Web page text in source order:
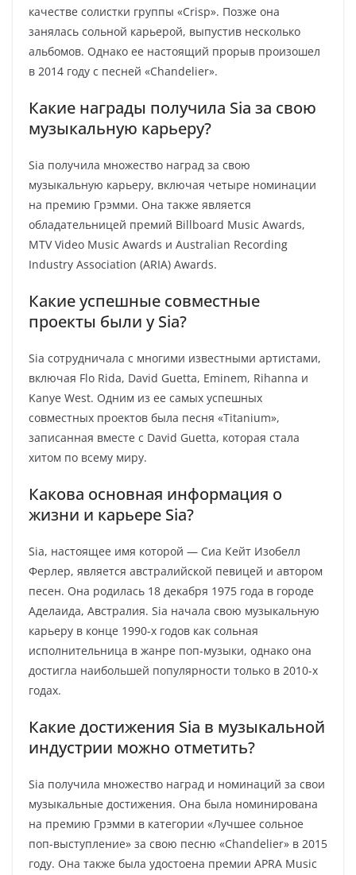
качестве солистки группы «Crisp». Позже она
занялась сольной карьерой, выпустив несколько
альбомов. Однако ее настоящий прорыв произошел
в 2014 году с песней «Chandelier».
Какие награды получила Sia за свою
музыкальную карьеру?
Sia получила множество наград за свою
музыкальную карьеру, включая четыре номинации
на премию Грэмми. Она также является
обладательницей премий Billboard Music Awards,
MTV Video Music Awards и Australian Recording
Industry Association (ARIA) Awards.
Какие успешные совместные
проекты были у Sia?
Sia сотрудничала с многими известными артистами,
включая Flo Rida, David Guetta, Eminem, Rihanna и
Kanye West. Одним из ее самых успешных
совместных проектов была песня «Titanium»,
записанная вместе с David Guetta, которая стала
хитом по всему миру.
Какова основная информация о
жизни и карьере Sia?
Sia, настоящее имя которой — Сиа Кейт Изобелл
Ферлер, является австралийской певицей и автором
песен. Она родилась 18 декабря 1975 года в городе
Аделаида, Австралия. Sia начала свою музыкальную
карьеру в конце 1990-х годов как сольная
исполнительница в жанре поп-музыки, однако она
достигла наибольшей популярности только в 2010-х
годах.
Какие достижения Sia в музыкальной
индустрии можно отметить?
Sia получила множество наград и номинаций за свои
музыкальные достижения. Она была номинирована
на премию Грэмми в категории «Лучшее сольное
поп-выступление» за свою песню «Chandelier» в 2015
году. Она также была удостоена премии APRA Music